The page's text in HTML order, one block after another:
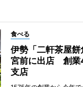
食べる
伊勢「二軒茶屋
宮前に出店 創業
支店